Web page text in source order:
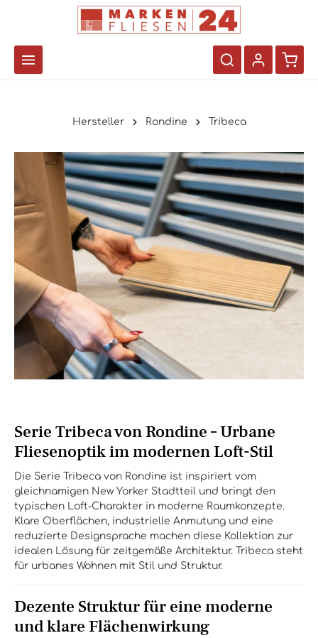
Hersteller Rondine Tribeca
Serie Tribeca von Rondine – Urbane
Fliesenoptik im modernen Loft-Stil
Die Serie Tribeca von Rondine ist inspiriert vom
gleichnamigen New Yorker Stadtteil und bringt den
typischen Loft-Charakter in moderne Raumkonzepte.
Klare Oberflächen, industrielle Anmutung und eine
reduzierte Designsprache machen diese Kollektion zur
idealen Lösung für zeitgemäße Architektur. Tribeca steht
für urbanes Wohnen mit Stil und Struktur.
Dezente Struktur für eine moderne
und klare Flächenwirkung